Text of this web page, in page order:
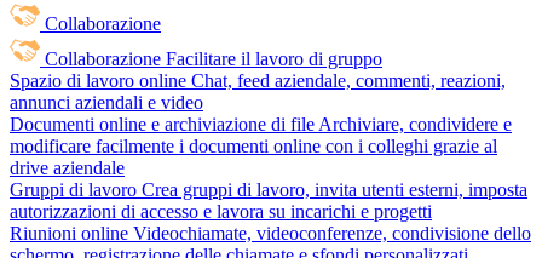
Collaborazione
Collaborazione Facilitare il lavoro di gruppo
Spazio di lavoro online Chat, feed aziendale, commenti, reazioni,
annunci aziendali e video
Documenti online e archiviazione di file Archiviare, condividere e
modificare facilmente i documenti online con i colleghi grazie al
drive aziendale
Gruppi di lavoro Crea gruppi di lavoro, invita utenti esterni, imposta
autorizzazioni di accesso e lavora su incarichi e progetti
Riunioni online Videochiamate, videoconferenze, condivisione dello